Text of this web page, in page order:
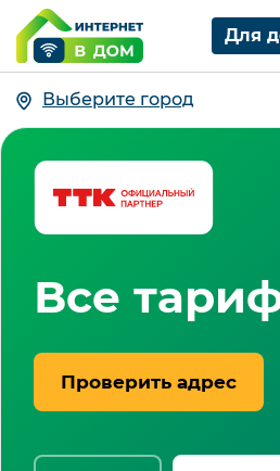
Для
Выберите город
Все
Проверить адрес